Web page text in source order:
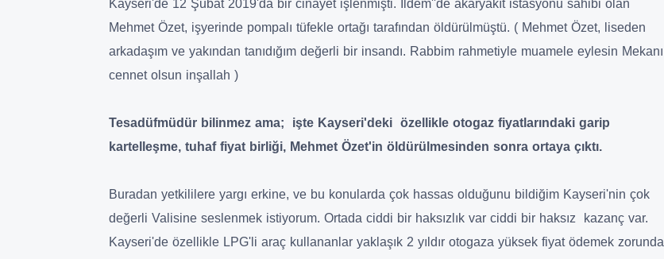
Kayseri'de 12 Şubat 2019'da bir cinayet işlenmişti. İldem''de akaryakıt istasyonu sahibi olan
Mehmet Özet, işyerinde pompalı tüfekle ortağı tarafından öldürülmüştü. ( Mehmet Özet, liseden
arkadaşım ve yakından tanıdığım değerli bir insandı. Rabbim rahmetiyle muamele eylesin Mekanı
cennet olsun inşallah )
Tesadüfmüdür bilinmez ama; işte Kayseri'deki özellikle otogaz fiyatlarındaki garip
kartelleşme, tuhaf fiyat birliği, Mehmet Özet'in öldürülmesinden sonra ortaya çıktı.
Buradan yetkililere yargı erkine, ve bu konularda çok hassas olduğunu bildiğim Kayseri'nin çok
değerli Valisine seslenmek istiyorum. Ortada ciddi bir haksızlık var ciddi bir haksız kazanç var.
Kayseri'de özellikle LPG'li araç kullananlar yaklaşık 2 yıldır otogaza yüksek fiyat ödemek zorunda